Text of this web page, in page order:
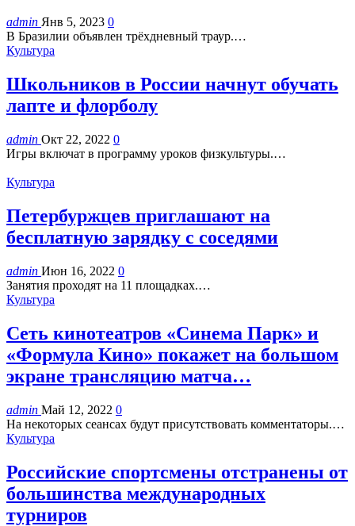
admin Янв 5, 2023 0
В Бразилии объявлен трёхдневный траур.…
Культура
Школьников в России начнут обучать
лапте и флорболу
admin Окт 22, 2022 0
Игры включат в программу уроков физкультуры.…
Культура
Петербуржцев приглашают на
бесплатную зарядку с соседями
admin Июн 16, 2022 0
Занятия проходят на 11 площадках.…
Культура
Сеть кинотеатров «Синема Парк» и
«Формула Кино» покажет на большом
экране трансляцию матча…
admin Май 12, 2022 0
На некоторых сеансах будут присутствовать комментаторы.…
Культура
Российские спортсмены отстранены от
большинства международных
турниров